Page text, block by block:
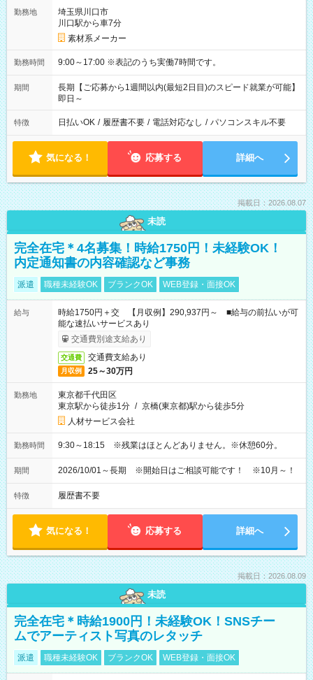
勤務地
埼玉県川口市
川口駅から車7分
素材系メーカー
勤務時間 9:00～17:00 ※表記のうち実働7時間です。
期間
長期【ご応募から1週間以内(最短2日目)のスピード就業が可能】
即日～
特徴 日払いOK / 履歴書不要 / 電話対応なし / パソコンスキル不要
気になる！ 応募する 詳細へ
掲載日：2026.08.07
未読
完全在宅＊4名募集！時給1750円！未経験OK！
内定通知書の内容確認など事務
派遣 職種未経験OK ブランクOK WEB登録・面接OK
給与
時給1750円＋交 【月収例】290,937円～ ■給与の前払いが可
能な速払いサービスあり
交通費別途支給あり
交通費 交通費支給あり
月収例 25～30万円
勤務地
東京都千代田区
東京駅から徒歩1分 / 京橋(東京都)駅から徒歩5分
人材サービス会社
勤務時間 9:30～18:15 ※残業はほとんどありません。※休憩60分。
期間 2026/10/01～長期 ※開始日はご相談可能です！ ※10月～！
特徴 履歴書不要
気になる！ 応募する 詳細へ
掲載日：2026.08.09
未読
完全在宅＊時給1900円！未経験OK！SNSチー
ムでアーティスト写真のレタッチ
派遣 職種未経験OK ブランクOK WEB登録・面接OK